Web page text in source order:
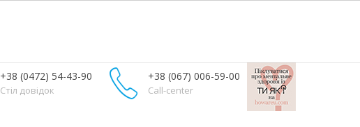
+38 (0472) 54-43-90
Стіл довідок
+38 (067) 006-59-00
Call-center